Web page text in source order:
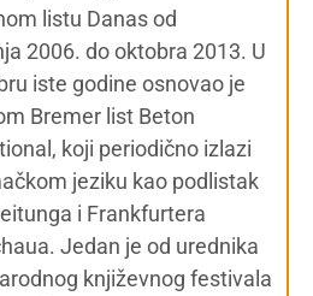
listu Danas od
2006. do oktobra 2013. U
iste godine osnovao je
Bremer list Beton
koji periodično izlazi
jeziku kao podlistak
i Frankfurtera
Jedan je od urednika
književnog festivala